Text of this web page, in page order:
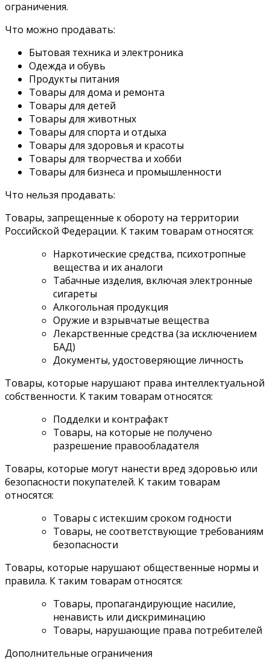
ограничения.
Что можно продавать:
Бытовая техника и электроника
Одежда и обувь
Продукты питания
Товары для дома и ремонта
Товары для детей
Товары для животных
Товары для спорта и отдыха
Товары для здоровья и красоты
Товары для творчества и хобби
Товары для бизнеса и промышленности
Что нельзя продавать:
Товары, запрещенные к обороту на территории
Российской Федерации. К таким товарам относятся:
Наркотические средства, психотропные
вещества и их аналоги
Табачные изделия, включая электронные
сигареты
Алкогольная продукция
Оружие и взрывчатые вещества
Лекарственные средства (за исключением
БАД)
Документы, удостоверяющие личность
Товары, которые нарушают права интеллектуальной
собственности. К таким товарам относятся:
Подделки и контрафакт
Товары, на которые не получено
разрешение правообладателя
Товары, которые могут нанести вред здоровью или
безопасности покупателей. К таким товарам
относятся:
Товары с истекшим сроком годности
Товары, не соответствующие требованиям
безопасности
Товары, которые нарушают общественные нормы и
правила. К таким товарам относятся:
Товары, пропагандирующие насилие,
ненависть или дискриминацию
Товары, нарушающие права потребителей
Дополнительные ограничения